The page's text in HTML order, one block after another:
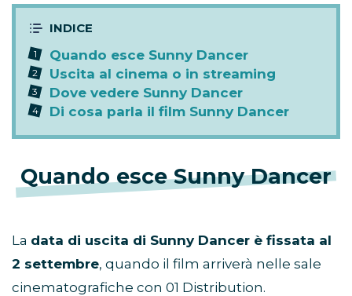
Quando esce Sunny Dancer
Uscita al cinema o in streaming
Dove vedere Sunny Dancer
Di cosa parla il film Sunny Dancer
Quando esce Sunny Dancer
La data di uscita di Sunny Dancer è fissata al
2 settembre, quando il film arriverà nelle sale
cinematografiche con 01 Distribution.